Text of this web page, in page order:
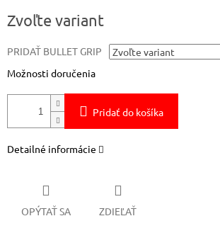
cena:
Zvoľte variant
PRIDAŤ BULLET GRIP
Možnosti doručenia
Pridať do košíka
Detailné informácie
OPÝTAŤ SA ZDIEĽAŤ